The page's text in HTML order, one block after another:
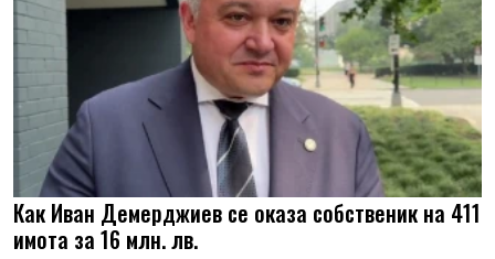
Как Иван Демерджиев се оказа собственик на 411
имота за 16 млн. лв.